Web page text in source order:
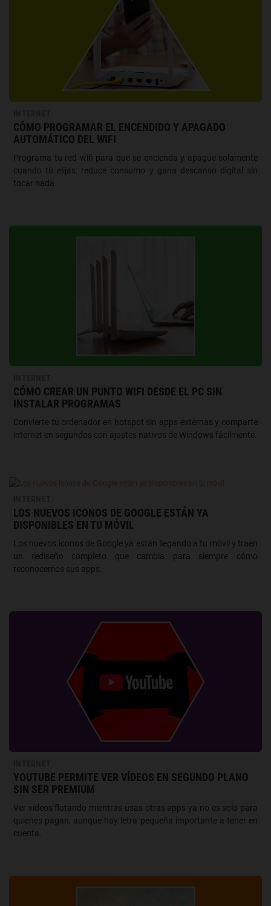
CÓMO PROGRAMAR EL ENCENDIDO Y APAGADO
AUTOMÁTICO DEL WIFI
Programa tu red wifi para que se encienda y apague solamente
cuando tú elijas: reduce consumo y gana descanso digital sin
tocar nada.
CÓMO CREAR UN PUNTO WIFI DESDE EL PC SIN
INSTALAR PROGRAMAS
Convierte tu ordenador en hotspot sin apps externas y comparte
internet en segundos con ajustes nativos de Windows fácilmente.
LOS NUEVOS ICONOS DE GOOGLE ESTÁN YA
DISPONIBLES EN TU MÓVIL
Los nuevos iconos de Google ya están llegando a tu móvil y traen
un rediseño completo que cambia para siempre cómo
reconocemos sus apps.
YOUTUBE PERMITE VER VÍDEOS EN SEGUNDO PLANO
SIN SER PREMIUM
Ver vídeos flotando mientras usas otras apps ya no es solo para
quienes pagan, aunque hay letra pequeña importante a tener en
cuenta.